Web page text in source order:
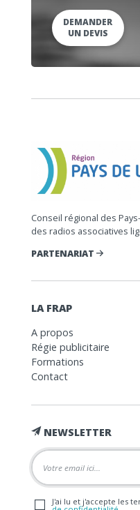
DEMANDER
UN DEVIS
Conseil régional des
des radios associatives
PARTENARIAT
LA FRAP
A propos
Régie publicitaire
Formations
Contact
NEWSLETTER
J'ai lu et j'accepte les